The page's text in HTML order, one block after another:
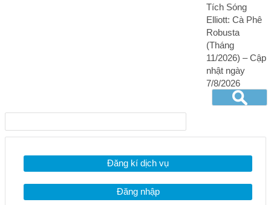
Tích Sóng
Elliott: Cà Phê
Robusta
(Tháng
11/2026) – Cập
nhật ngày
7/8/2026
Đăng kí dịch vụ
Đăng nhập